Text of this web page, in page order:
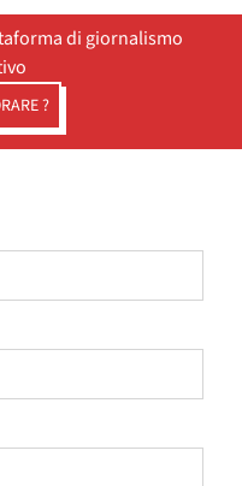
di giornalismo
?